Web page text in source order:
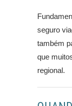
seguro
também
que
regional.